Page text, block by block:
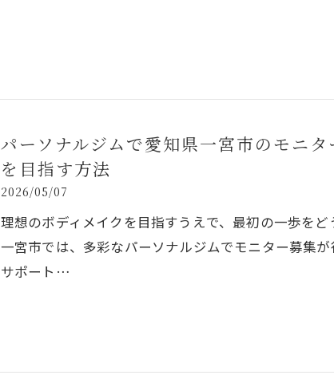
パーソナルジムで愛知県一宮市のモニ
を目指す方法
2026/05/07
理想のボディメイクを目指すうえで、最初の一歩を
一宮市では、多彩なパーソナルジムでモニター募集
サポート…